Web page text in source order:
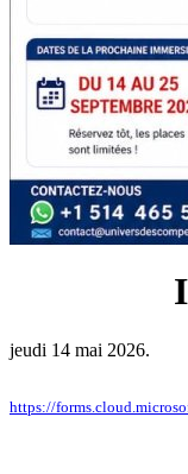
jeudi 14 mai 2026.
https://